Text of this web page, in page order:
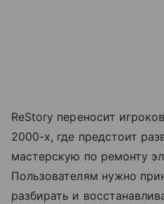
ReStory переносит
2000-х, где предстоит
мастерскую по ремонту
Пользователям нужно
разбирать и